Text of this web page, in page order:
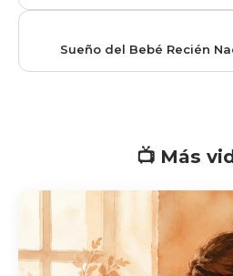
lactancia.org
Sueño del Bebé Recién
Cómo
📺 Más